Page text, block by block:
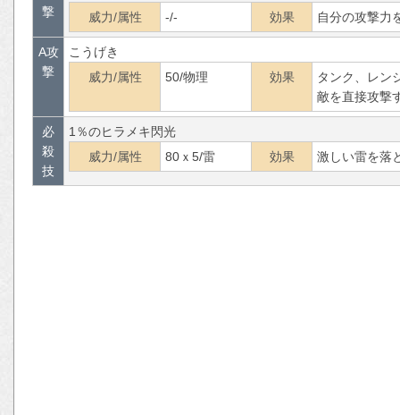
撃
威力/属性
-/- 効果 自分の攻撃力
A攻
撃
こうげき
威力/属性
50/物理 効果
タンク、レン
敵を直接攻撃
必
殺
技
1％のヒラメキ閃光
威力/属性
80ｘ5/雷 効果 激しい雷を落